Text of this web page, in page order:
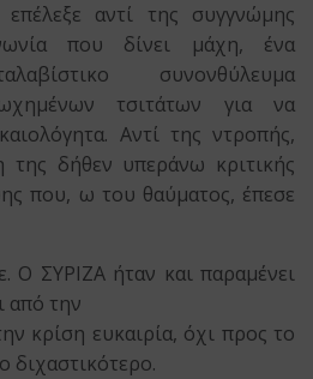
αντί της συγγνώμης
που δίνει μάχη, ένα
συνονθύλευμα
τσιτάτων για να
Αντί της ντροπής,
της δήθεν υπεράνω κριτικής
που, ω του θαύματος, έπεσε
Ο ΣΥΡΙΖΑ ήταν και παραμένει
από την
κρίση ευκαιρία, όχι προς το
διχαστικότερο.